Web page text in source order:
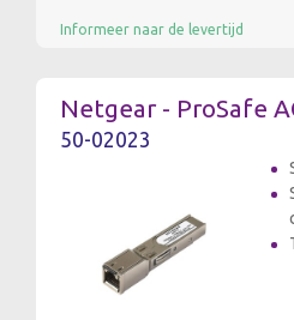
Informeer naar de levertijd
Netgear - ProSafe
50-02023